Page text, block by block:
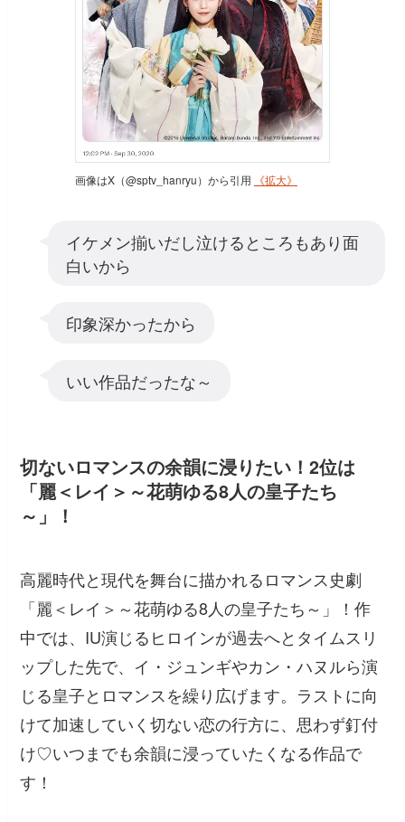
画像はX（@sptv_hanryu）から引用 《拡大》
イケメン揃いだし泣けるところもあり面
白いから
印象深かったから
いい作品だったな～
切ないロマンスの余韻に浸りたい！2位は
「麗＜レイ＞～花萌ゆる8人の皇子たち
～」！
高麗時代と現代を舞台に描かれるロマンス史劇
「麗＜レイ＞～花萌ゆる8人の皇子たち～」！作
中では、IU演じるヒロインが過去へとタイムスリ
ップした先で、イ・ジュンギやカン・ハヌルら演
じる皇子とロマンスを繰り広げます。ラストに向
けて加速していく切ない恋の行方に、思わず釘付
け♡いつまでも余韻に浸っていたくなる作品で
す！